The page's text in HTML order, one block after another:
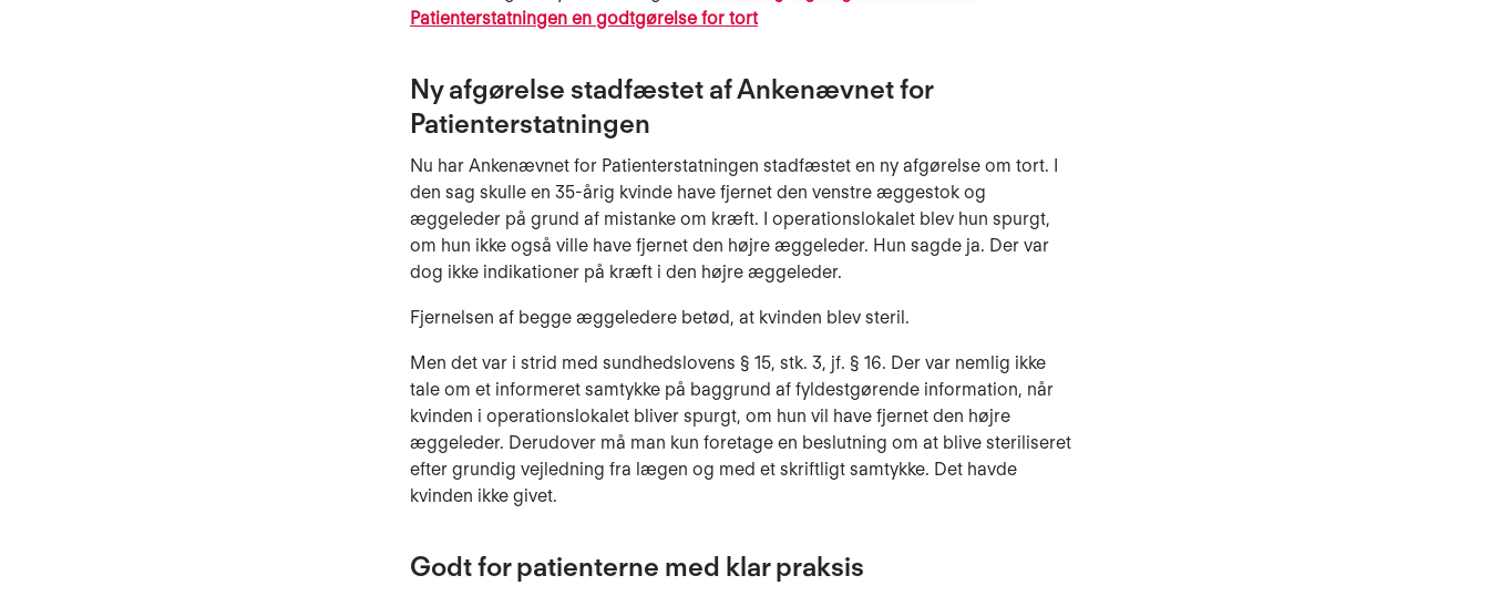
Patienterstatningen en godtgørelse for tort
Ny afgørelse stadfæstet af Ankenævnet for
Patienterstatningen
Nu har Ankenævnet for Patienterstatningen stadfæstet en ny afgørelse om tort. I
den sag skulle en 35-årig kvinde have fjernet den venstre æggestok og
æggeleder på grund af mistanke om kræft. I operationslokalet blev hun spurgt,
om hun ikke også ville have fjernet den højre æggeleder. Hun sagde ja. Der var
dog ikke indikationer på kræft i den højre æggeleder.
Fjernelsen af begge æggeledere betød, at kvinden blev steril.
Men det var i strid med sundhedslovens § 15, stk. 3, jf. § 16. Der var nemlig ikke
tale om et informeret samtykke på baggrund af fyldestgørende information, når
kvinden i operationslokalet bliver spurgt, om hun vil have fjernet den højre
æggeleder. Derudover må man kun foretage en beslutning om at blive steriliseret
efter grundig vejledning fra lægen og med et skriftligt samtykke. Det havde
kvinden ikke givet.
Godt for patienterne med klar praksis